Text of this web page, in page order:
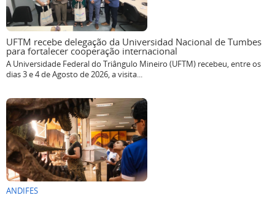
UFTM recebe delegação da Universidad Nacional de Tumbes
para fortalecer cooperação internacional
A Universidade Federal do Triângulo Mineiro (UFTM) recebeu, entre os
dias 3 e 4 de Agosto de 2026, a visita...
ANDIFES